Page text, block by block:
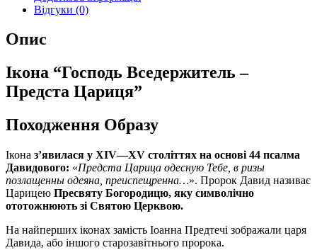
Відгуки (0)
Опис
Ікона “Господь Вседержитель –
Предста Цариця”
Походження Образу
Ікона зʼявилася у XIV—XV століттях на основі 44 псалма
Давидового: «Предста Царица одесную Тебе, в ризы
позлащенны одеяна, преиспещренна…». Пророк Давид називає
Царицею Пресвяту Богородицю, яку символічно
ототожнюють зі Святою Церквою.
На найперших іконах замість Іоанна Предтечі зображали царя
Давида, або іншого старозавітнього пророка.